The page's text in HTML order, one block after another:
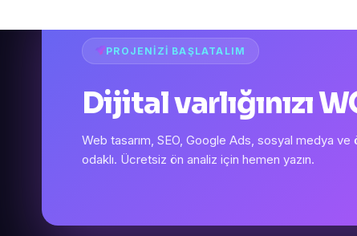
PROJENIZI BAŞLATALIM
Dijital varlığınızı
Web tasarım, SEO, Google Ads, sosyal medya
odaklı. Ücretsiz ön analiz için hemen yazın.